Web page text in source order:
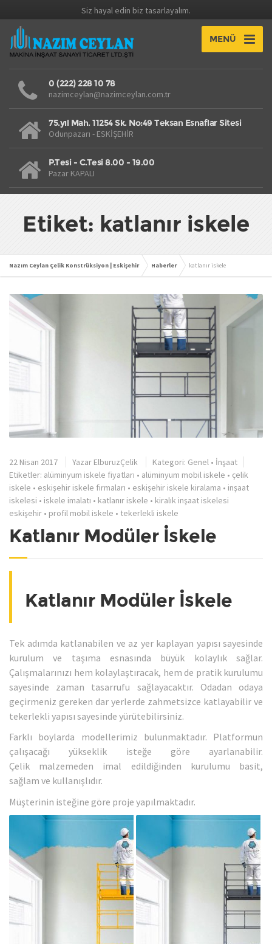
Siz hayal edin biz tasarlayalım.
MENÜ
0 (222) 228 10 78
nazimceylan@nazimceylan.com.tr
75.yıl Mah. 11254 Sk. No:49 Teksan Esnaflar Sitesi
Odunpazarı - ESKİŞEHİR
P.Tesi - C.Tesi 8.00 - 19.00
Pazar KAPALI
Etiket: katlanır iskele
Nazım Ceylan Çelik Konstrüksiyon | Eskişehir Haberler katlanır iskele
22 Nisan 2017 Yazar ElburuzÇelik Kategori: Genel • İnşaat
Etiketler: alüminyum iskele fiyatları • alüminyum mobil iskele • çelik
iskele • eskişehir iskele firmaları • eskişehir iskele kiralama • inşaat
iskelesi • iskele imalatı • katlanır iskele • kiralık inşaat iskelesi
eskişehir • profil mobil iskele • tekerlekli iskele
Katlanır Modüler İskele
Katlanır Modüler İskele
Tek adımda katlanabilen ve az yer kaplayan yapısı sayesinde
kurulum ve taşıma esnasında büyük kolaylık sağlar.
Çalışmalarınızı hem kolaylaştıracak, hem de pratik kurulumu
sayesinde zaman tasarrufu sağlayacaktır. Odadan odaya
geçirmeniz gereken dar yerlerde zahmetsizce katlayabilir ve
tekerlekli yapısı sayesinde yürütebilirsiniz.
Farklı boylarda modellerimiz bulunmaktadır. Platformun
çalışacağı yükseklik isteğe göre ayarlanabilir.
Çelik malzemeden imal edildiğinden kurulumu basit,
sağlam ve kullanışlıdır.
Müşterinin isteğine göre proje yapılmaktadır.